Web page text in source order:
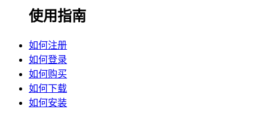
使用指南
如何注册
如何登录
如何购买
如何下载
如何安装